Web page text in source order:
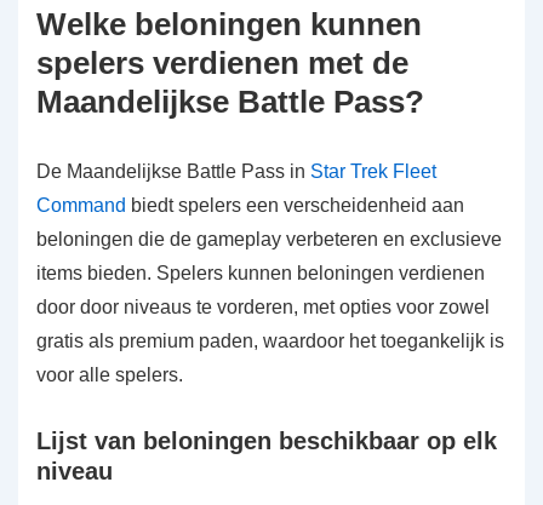
Welke beloningen kunnen
spelers verdienen met de
Maandelijkse Battle Pass?
De Maandelijkse Battle Pass in Star Trek Fleet
Command biedt spelers een verscheidenheid aan
beloningen die de gameplay verbeteren en exclusieve
items bieden. Spelers kunnen beloningen verdienen
door door niveaus te vorderen, met opties voor zowel
gratis als premium paden, waardoor het toegankelijk is
voor alle spelers.
Lijst van beloningen beschikbaar op elk
niveau